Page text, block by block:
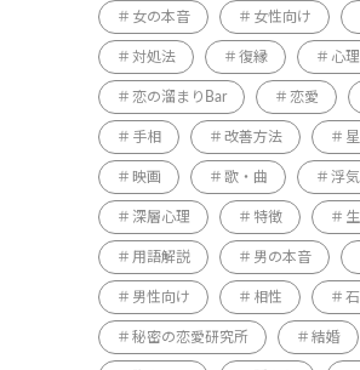
女の本音 女性向け
対処法 復縁 心
恋の溜まりBar 恋愛
手相 改善方法
映画 歌・曲 浮気
深層心理 特徴
用語解説 男の本音
男性向け 相性
秘密の恋愛研究所 結婚